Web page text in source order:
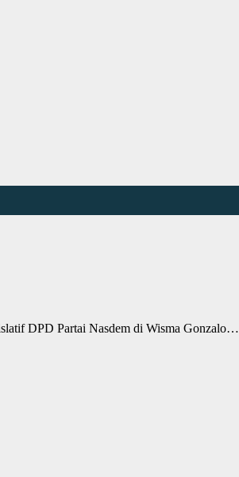
DPD Partai Nasdem di Wisma Gonzalo…